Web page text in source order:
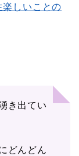
しいことの
き出てい
どんどん